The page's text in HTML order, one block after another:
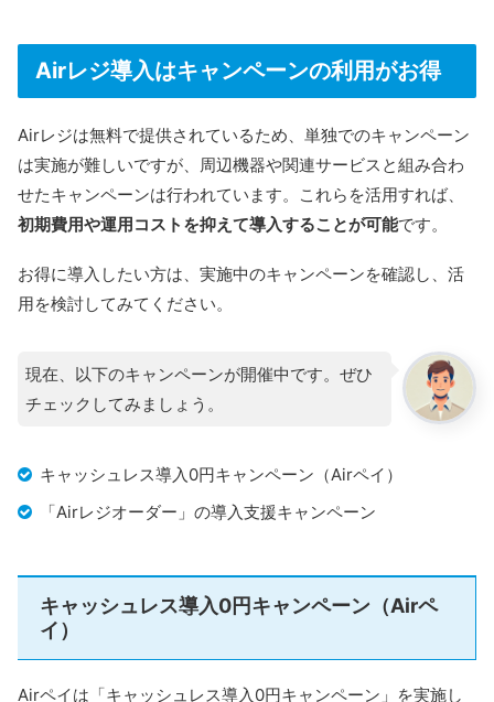
Airレジ導入はキャンペーンの利用がお得
Airレジは無料で提供されているため、単独でのキャンペーン
は実施が難しいですが、周辺機器や関連サービスと組み合わ
せたキャンペーンは行われています。これらを活用すれば、
初期費用や運用コストを抑えて導入することが可能です。
お得に導入したい方は、実施中のキャンペーンを確認し、活
用を検討してみてください。
現在、以下のキャンペーンが開催中です。ぜひ
チェックしてみましょう。
キャッシュレス導入0円キャンペーン（Airペイ）
「Airレジオーダー」の導入支援キャンペーン
キャッシュレス導入0円キャンペーン（Airペ
イ）
Airペイは「キャッシュレス導入0円キャンペーン」を実施し